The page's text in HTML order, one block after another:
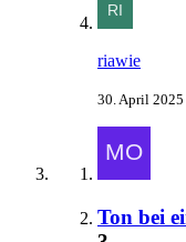
riawie
30. April
Ton bei